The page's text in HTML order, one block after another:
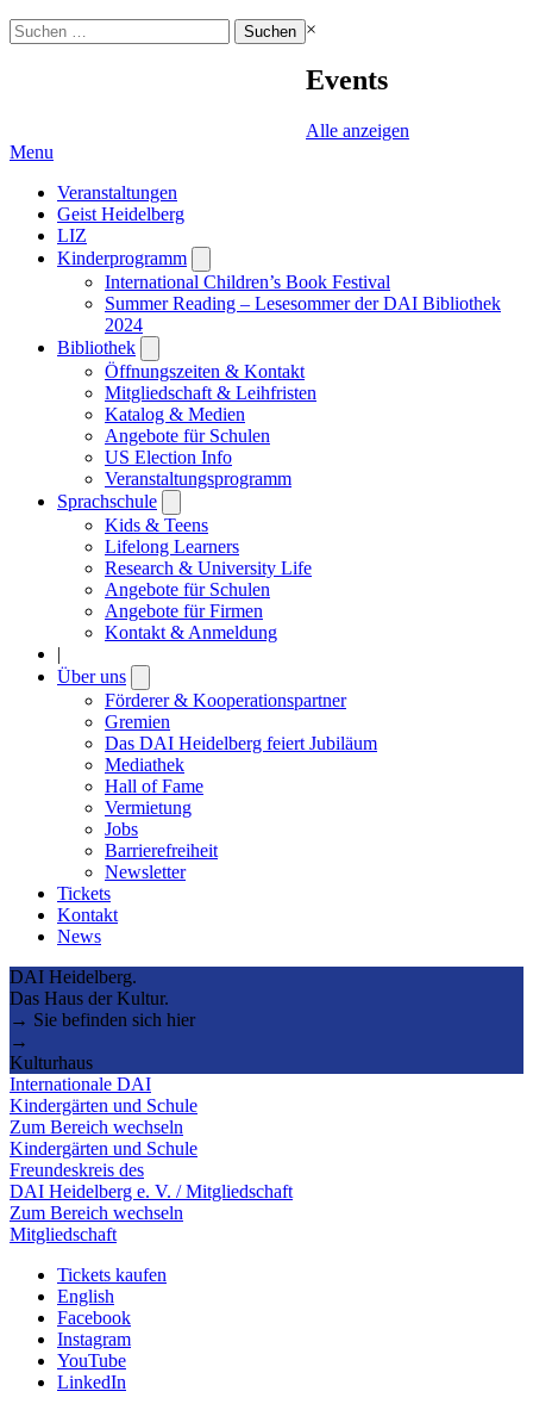
Suchen
nach:
×
Events
Alle anzeigen
Menu
Veranstaltungen
Geist Heidelberg
LIZ
Kinderprogramm
submenu
International Children’s Book Festival
Summer Reading – Lesesommer der DAI Bibliothek
2024
Bibliothek
submenu
Öffnungszeiten & Kontakt
Mitgliedschaft & Leihfristen
Katalog & Medien
Angebote für Schulen
US Election Info
Veranstaltungsprogramm
Sprachschule
submenu
Kids & Teens
Lifelong Learners
Research & University Life
Angebote für Schulen
Angebote für Firmen
Kontakt & Anmeldung
|
Über uns
submenu
Förderer & Kooperationspartner
Gremien
Das DAI Heidelberg feiert Jubiläum
Mediathek
Hall of Fame
Vermietung
Jobs
Barrierefreiheit
Newsletter
Tickets
Kontakt
News
DAI Heidelberg.
Das Haus der Kultur.
→ Sie befinden sich hier
→
Kulturhaus
Internationale DAI
Kindergärten und Schule
Zum Bereich wechseln
Kindergärten und Schule
Freundeskreis des
DAI Heidelberg e. V. / Mitgliedschaft
Zum Bereich wechseln
Mitgliedschaft
Tickets kaufen
English
Facebook
Instagram
YouTube
LinkedIn